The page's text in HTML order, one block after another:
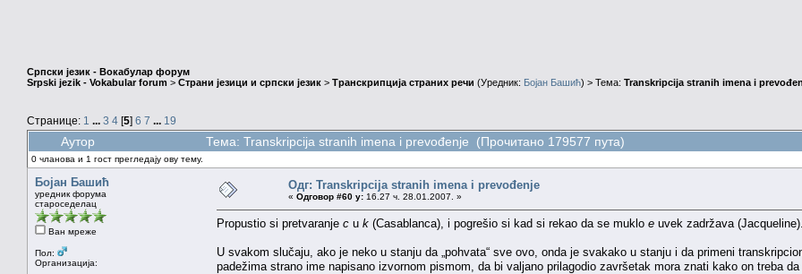
Српски језик - Вокабулар форум
Srpski jezik - Vokabular forum > Страни језици и српски језик > Транскрипција страних речи (Уредник: Бојан Башић) > Тема: Transkripcija stranih imena i
Странице: 1 ... 3 4 [5] 6 7 ... 19
Аутор Тема: Transkripcija stranih imena i prevođenje (Прочитано 179577 пута)
0 чланова и 1 гост прегледају ову тему.
Бојан Башић
уредник форума
староседелац
Ван мреже
Пол:
Организација:
Одг: Transkripcija stranih imena i prevođenje
« Одговор #60 у: 16.27 ч. 28.01.2007. »
Propustio si pretvaranje c u k (Casablanca), i pogrešio si kad si rekao da se muklo e uvek zadržava (Jacqueline).
U svakom slučaju, ako je neko u stanju da „pohvata“ sve ovo, onda je svakako u stanju i da primeni
padežima strano ime napisano izvornom pismom, da bi valjano prilagodio završetak mora znati kako on treba